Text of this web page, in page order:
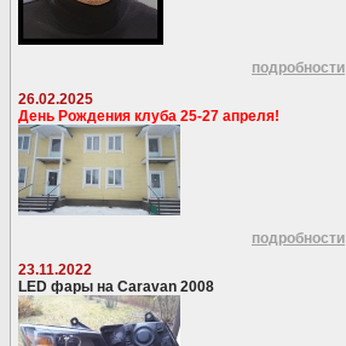
подробности
26.02.2025
День Рождения клуба 25-27 апреля!
подробности
23.11.2022
LED фары на Caravan 2008